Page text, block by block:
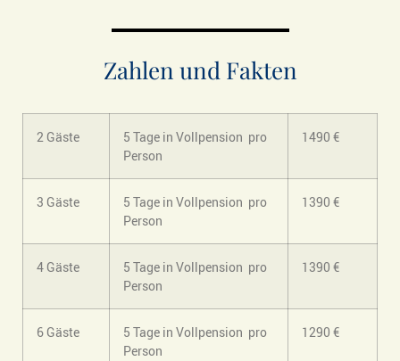
Zahlen und Fakten
2 Gäste
5 Tage in Vollpension pro
Person
1490 €
3 Gäste
5 Tage in Vollpension pro
Person
1390 €
4 Gäste
5 Tage in Vollpension pro
Person
1390 €
6 Gäste
5 Tage in Vollpension pro
Person
1290 €